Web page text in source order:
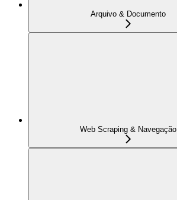
Arquivo & Documento
Web Scraping & Navegação